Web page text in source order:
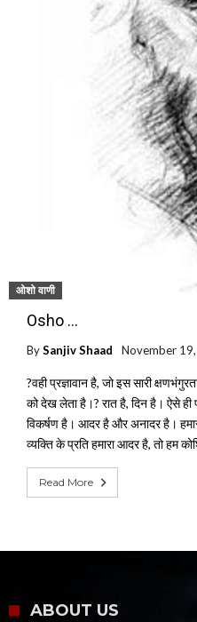
ओशो वाणी
Osho …
BySanjiv Shaad November
?वही प्रज्ञावान है, जो इस सारी
को देख लेता है।? रात है, दिन है। ऐसे
विकर्षण है। आदर है और अनादर है।
व्यक्ति के प्रति हमारा आदर है, तो हम
Read More
ABOUT US